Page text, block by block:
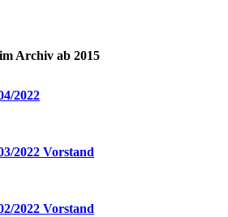
Archiv ab 2015
2022
2022 Vorstand
2022 Vorstand